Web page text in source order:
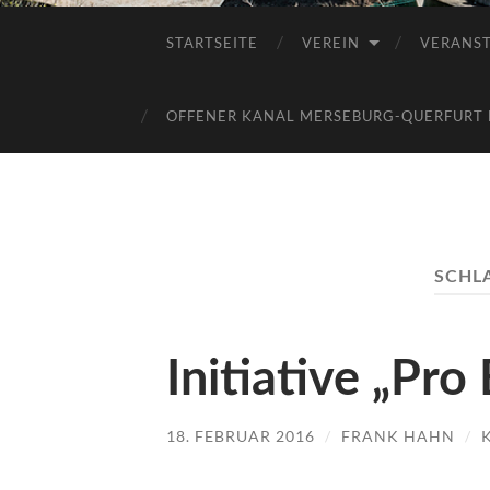
STARTSEITE VEREIN
OFFENER KANAL MERSEBURG-QUERFURT
Initiative „Pro
18. FEBRUAR 2016 / FRANK HAHN /